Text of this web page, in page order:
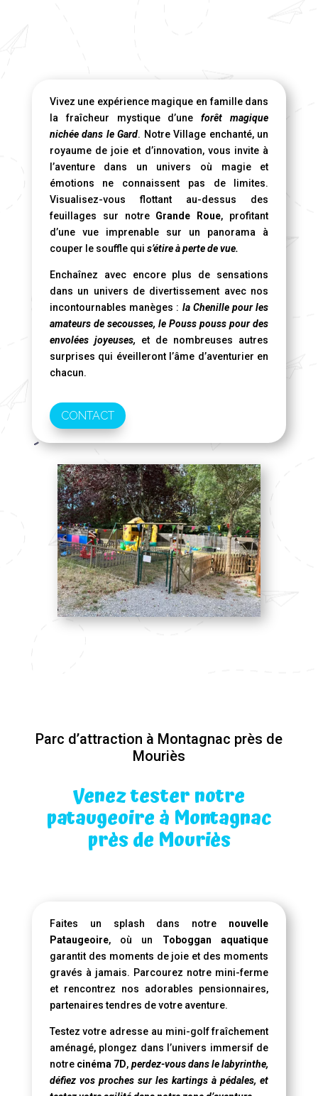
Vivez une expérience magique en famille dans
la fraîcheur mystique d’uneforêt magique
nichée dans le Gard. Notre Village enchanté, un
royaume de joie et d’innovation, vous invite à
l’aventure dans un univers où magie et
émotions ne connaissent pas de limites.
Visualisez-vous flottant au-dessus des
feuillages sur notre Grande Roue, profitant
d’une vue imprenable sur un panorama à
couper le souffle qui s’étire à perte de vue.
Enchaînez avec encore plus de sensations
dans un univers de divertissement avec nos
incontournables manèges : la Chenille pour les
amateurs de secousses, le Pouss pouss pour des
envolées joyeuses, et de nombreuses autres
surprises qui éveilleront l’âme d’aventurier en
chacun.
CONTACT
Parc d’attraction à Montagnac près de
Mouriès
Venez tester notre
pataugeoire à Montagnac
près de Mouriès
Faites un splash dans notre nouvelle
Pataugeoire, où un Toboggan aquatique
garantit des moments de joie et des moments
gravés à jamais. Parcourez notre mini-ferme
et rencontrez nos adorables pensionnaires,
partenaires tendres de votre aventure.
Testez votre adresse au mini-golf fraîchement
aménagé, plongez dans l’univers immersif de
notre cinéma 7D, perdez-vous dans le labyrinthe,
défiez vos proches sur les kartings à pédales, et